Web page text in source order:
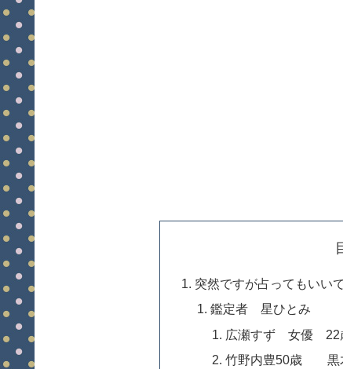
突然ですが占ってもいい
鑑定者 星ひとみ
広瀬すず 女優 22
竹野内豊50歳 黒